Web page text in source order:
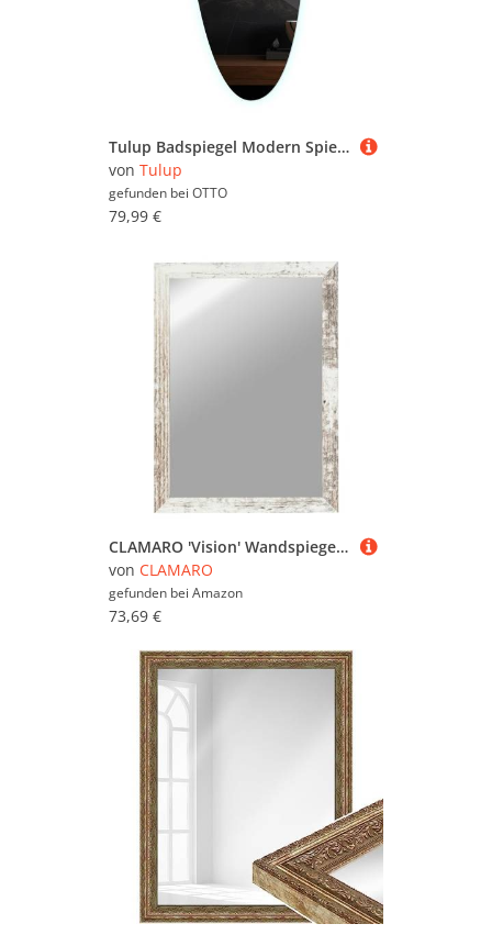
Tulup Badspiegel Modern Spiegel Wandspiegel mit LED Beleuchtung (Kaltweiß 6500K)
von Tulup
gefunden bei OTTO
79,99 €
CLAMARO 'Vision' Wandspiegel 30x120 cm Ganzkörperspiegel | Vintage Weiss | Moderner eckiger Spiegel mit MDF-Rahmen, inkl. Metall Aufhänger und Montagematerial (Querformat & Hochformat)
von CLAMARO
gefunden bei Amazon
73,69 €